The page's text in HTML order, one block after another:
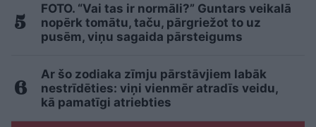
FOTO. “Vai tas ir normāli?” Guntars veikalā
nopērk tomātu, taču, pārgriežot to uz
pusēm, viņu sagaida pārsteigums
Ar šo zodiaka zīmju pārstāvjiem labāk
nestrīdēties: viņi vienmēr atradīs veidu,
kā pamatīgi atriebties